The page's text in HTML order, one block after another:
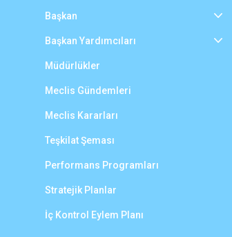
Başkan
Başkan Yardımcıları
Müdürlükler
Meclis Gündemleri
Meclis Kararları
Teşkilat Şeması
Performans Programları
Stratejik Planlar
İç Kontrol Eylem Planı